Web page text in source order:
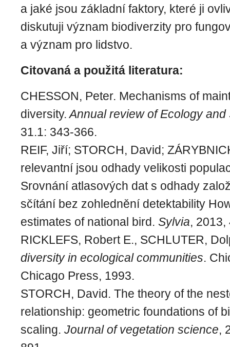
a jaké jsou základní faktory, které ji
diskutuji význam biodiverzity pro
a význam pro lidstvo.
Citovaná a použitá literatura:
CHESSON, Peter. Mechanisms of
diversity.Annual review of Ecology and
31.1: 343-366.
REIF, Jiří; STORCH, David;
relevantní jsou odhady velikosti
Srovnání atlasových dat s odhady
sčítání bez zohlednění detektability
estimates of national bird. Sylvia, 2013,
RICKLEFS, Robert E., SCHLUTER,
diversity in ecological communities.
Chicago Press, 1993.
STORCH, David. The theory of the
relationship: geometric foundations of
scaling. Journal of vegetation science,